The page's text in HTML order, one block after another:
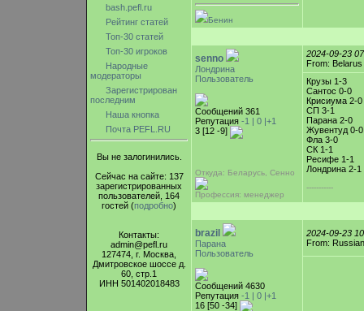
bash.pefl.ru
Рейтинг статей
Топ-30 статей
Топ-30 игроков
Народные
модераторы
Зарегистрирован
последним
Наша кнопка
Почта PEFL.RU
Вы не залогинились.
Сейчас на сайте: 137
зарегистрированных
пользователей, 164
гостей (подробно)
Контакты:
admin@pefl.ru
127474, г. Москва,
Дмитровское шоссе д.
60, стр.1
ИНН 501402018483
Бенин
senno
Лондрина
Пользователь
Сообщений 361
Репутация -1 | 0 |+1
3 [12 -9]
Откуда: Беларусь, Cенно
Профессия: менеджер
2024-09-23
From: Belarus
Крузы 1-3
Сантос 0-0
Крисиума 2-0
СП 3-1
Парана 2-0
Жувентуд 0-0
Фла 3-0
СК 1-1
Ресифе 1-1
Лондрина 2-1
-----------
brazil
Парана
Пользователь
Сообщений 4630
Репутация -1 | 0 |+1
16 [50 -34]
2024-09-23
From: